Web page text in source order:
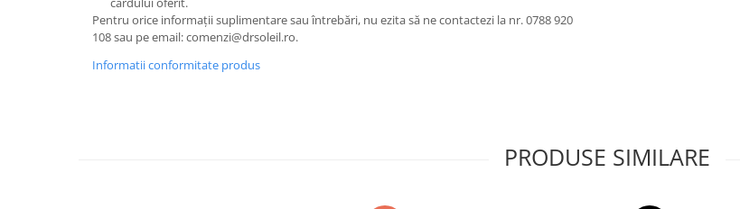
Pentru orice informații suplimentare sau întrebări, nu ezita să ne contactezi la nr. 0788 920
108 sau pe email: comenzi@drsoleil.ro.
Informatii conformitate produs
PRODUSE SIMILARE